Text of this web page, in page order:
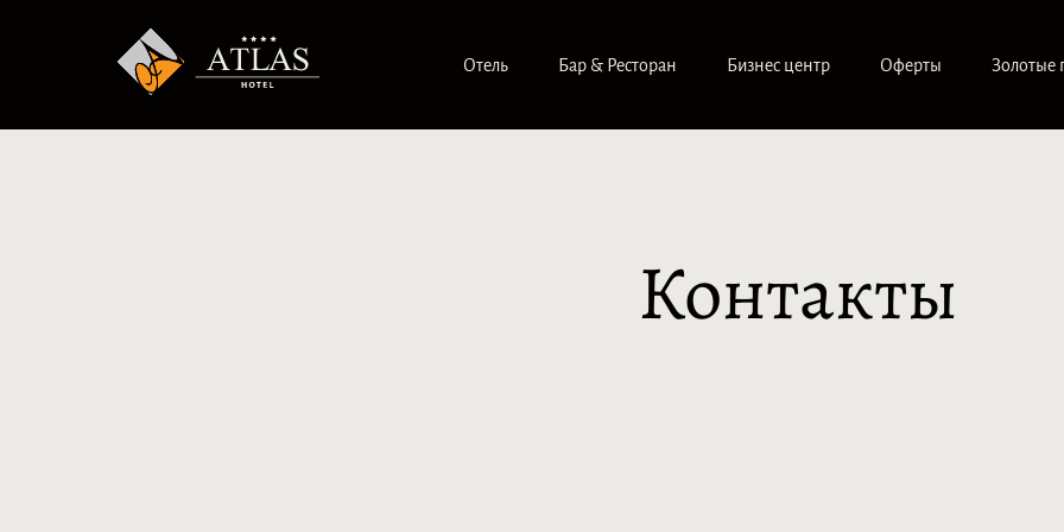
Отель Бар & Ресторан Бизнес центр Оферты Золотые
Контакты